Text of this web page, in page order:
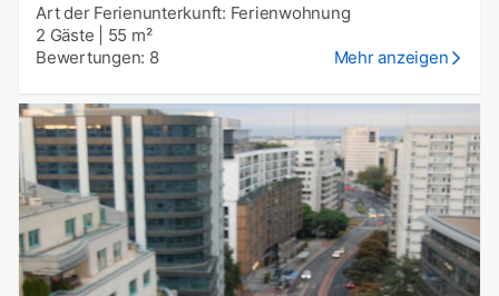
Art der Ferienunterkunft: Ferienwohnung
2 Gäste
55 m²
Bewertungen: 8
Mehr anzeigen